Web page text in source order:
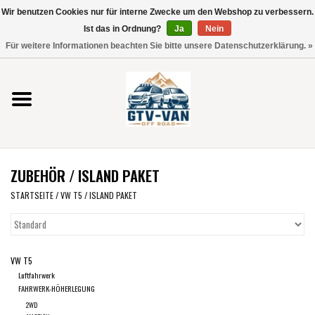
Verwende
die
nach
oben
und
unten,
Vito / V-Klasse 447
Viano /Vito 639
VW T7 2025
VW T6
VW T5
VW CRAFTER / MAN TGE
ZUBEHÖR / ISLAND PAKET
STARTSEITE/VW T5 /ISLAND PAKET
VW T5
Luftfahrwerk
FAHRWERK-HÖHERLEGUNG
2WD
Wir benutzen Cookies nur für interne Zwecke um den Webshop zu verbessern.
Ist das in Ordnung?
Ja
Nein
Für weitere Informationen beachten Sie bitte unsere Datenschutzerklärung. »